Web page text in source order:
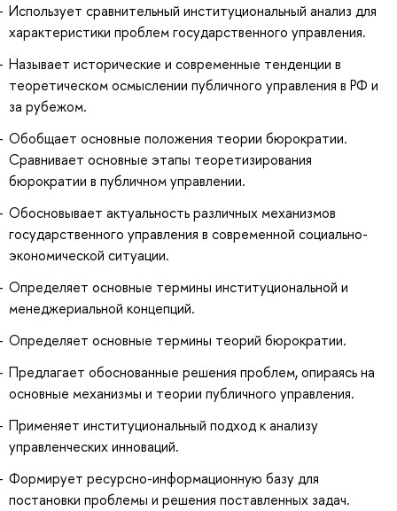
Использует сравнительный институциональный анализ для
характеристики проблем государственного управления.
Называет исторические и современные тенденции в
теоретическом осмыслении публичного управления в РФ и
за рубежом.
Обобщает основные положения теории бюрократии.
Сравнивает основные этапы теоретизирования
бюрократии в публичном управлении.
Обосновывает актуальность различных механизмов
государственного управления в современной социально-
экономической ситуации.
Определяет основные термины институциональной и
менеджериальной концепций.
Определяет основные термины теорий бюрократии.
Предлагает обоснованные решения проблем, опираясь на
основные механизмы и теории публичного управления.
Применяет институциональный подход к анализу
управленческих инноваций.
Формирует ресурсно-информационную базу для
постановки проблемы и решения поставленных задач.